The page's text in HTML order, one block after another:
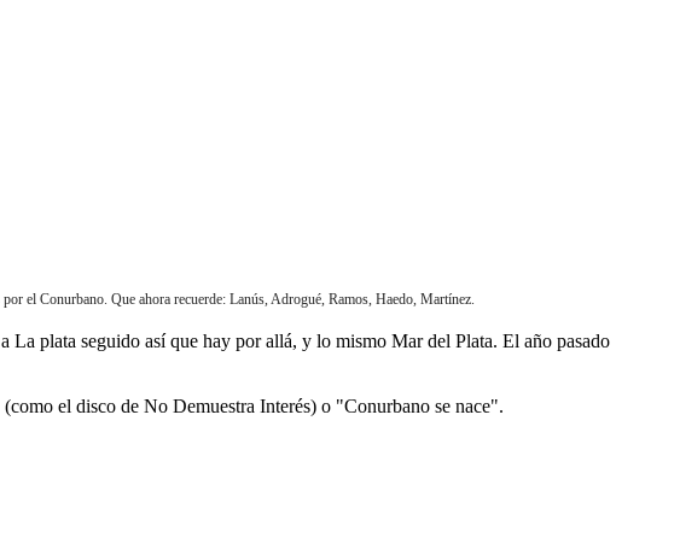
el Conurbano. Que ahora recuerde: Lanús, Adrogué, Ramos, Haedo, Martínez.
plata seguido así que hay por allá, y lo mismo Mar del Plata. El año pasado
el disco de No Demuestra Interés) o "Conurbano se nace".